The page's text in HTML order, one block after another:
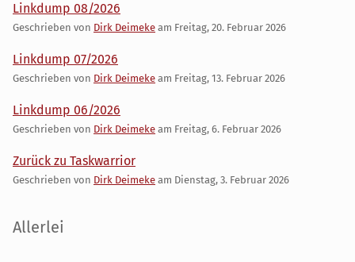
Linkdump 08/2026
Geschrieben von Dirk Deimeke am Freitag, 20. Februar 2026
Linkdump 07/2026
Geschrieben von Dirk Deimeke am Freitag, 13. Februar 2026
Linkdump 06/2026
Geschrieben von Dirk Deimeke am Freitag, 6. Februar 2026
Zurück zu Taskwarrior
Geschrieben von Dirk Deimeke am Dienstag, 3. Februar 2026
Seitenleiste
Allerlei